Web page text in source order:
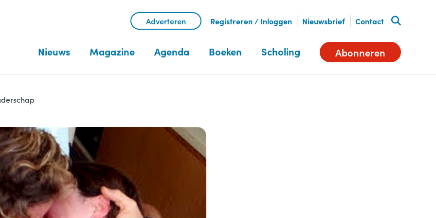
Adverteren Registreren / Inloggen Nieuwsbrief Contact
Nieuws Magazine Agenda Boeken Scholing Abonneren